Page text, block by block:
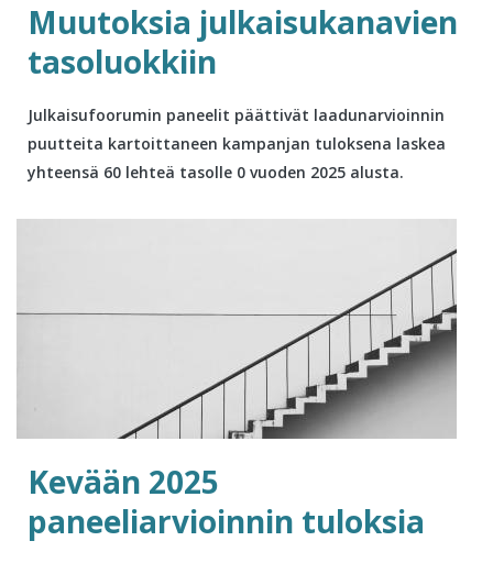
Muutoksia julkaisukanavien
tasoluokkiin
Julkaisufoorumin paneelit päättivät laadunarvioinnin
puutteita kartoittaneen kampanjan tuloksena laskea
yhteensä 60 lehteä tasolle 0 vuoden 2025 alusta.
Kevään 2025
paneeliarvioinnin tuloksia